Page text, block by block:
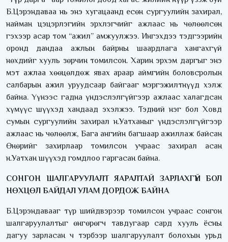
Б.Цэрэндаваа нь энэ хугацаанд есөн сургуулийн захирал,
найман цэцэрлэгийн эрхлэгчийг ажлаас нь чөлөөлсөн
гэхээр асар том “ажил” амжуулжээ. Ингэхдээ тэдгээрийн
оронд дандаа ажлын байрны шаардлага хангахгүй
нөхдийг хууль зөрчин томилсон. Харин эрхэм даргыг энэ
мэт ажлаа хөөцөлдөж явах араар аймгийн боловсролын
салбарын ажил уруудсаар байгааг мэргэжилтнүүд хэлж
байна. Үүнээс гадна үндэслэлгүйгээр ажлаас халагдсан
хүмүүс шүүхэд хандаад эхэлжээ. Тэдний нэг бол Ховд
сумын сургуулийн захирал н.Уатханыг үндэслэлгүйгээр
ажлаас нь чөлөөлж, Бага ангийн багшаар ажиллаж байсан
Өнөрийг захирлаар томилсон учраас захирал асан
н.Уатхан шүүхэд гомдлоо гаргасан байна.
СОНГОН ШАЛГАРУУЛАЛТ ЯАРАЛТАЙ ЗАРЛАХГҮЙ БОЛ
НӨХЦӨЛ БАЙДАЛ УЛАМ ДОРДОЖ БАЙНА
Б.Цэрэндавааг түр шийдвэрээр томилсон учраас сонгон
шалгаруулалтыг өнгөрөгч тавдугаар сард хууль ёсны
дагуу зарласан ч тэрбээр шалгаруулалт болохын урьд